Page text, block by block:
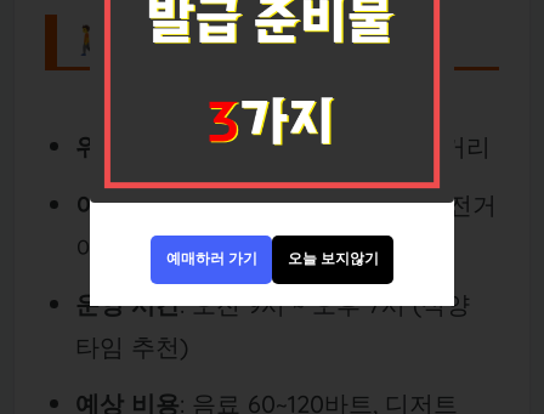
🚶 방문 정보
위치
: 아유타야 외곽, 차로 약 15분 거리
이동 방법: 차량 또는 툭툭 이용 (자전거
이동은 다소 비추천)
운영 시간: 오전 9시 ~ 오후 7시 (석양
타임 추천)
예상 비용: 음료 60~120바트, 디저트
예매하러 가기 오늘 보지않기